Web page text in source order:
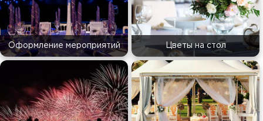
Оформление мероприятий Цветы на стол